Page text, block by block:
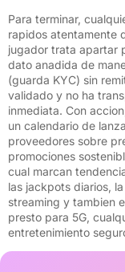
Para terminar,
rapidos atentamente
jugador trata apartar
dato anadida de
(guarda KYC) sin
validado y no ha
inmediata. Con
un calendario de
proveedores sobre
promociones
cual marcan
las jackpots diarios,
streaming y tambien
presto para 5G,
entretenimiento